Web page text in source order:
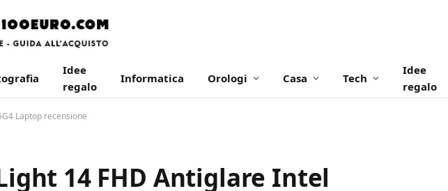
Idee
regalo
Informatica Orologi Casa Tech
Idee
regalo
Laptop recensione
14 FHD Antiglare Intel